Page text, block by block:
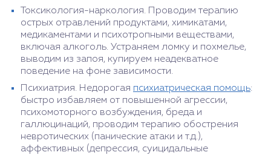
Токсикология-наркология. Проводим терапию
острых отравлений продуктами, химикатами,
медикаментами и психотропными веществами,
включая алкоголь. Устраняем ломку и похмелье,
выводим из запоя, купируем неадекватное
поведение на фоне зависимости.
Психиатрия. Недорогая психиатрическая помощь:
быстро избавляем от повышенной агрессии,
психомоторного возбуждения, бреда и
галлюцинаций, проводим терапию обострения
невротических (панические атаки и т.д.),
аффективных (депрессия, суицидальные